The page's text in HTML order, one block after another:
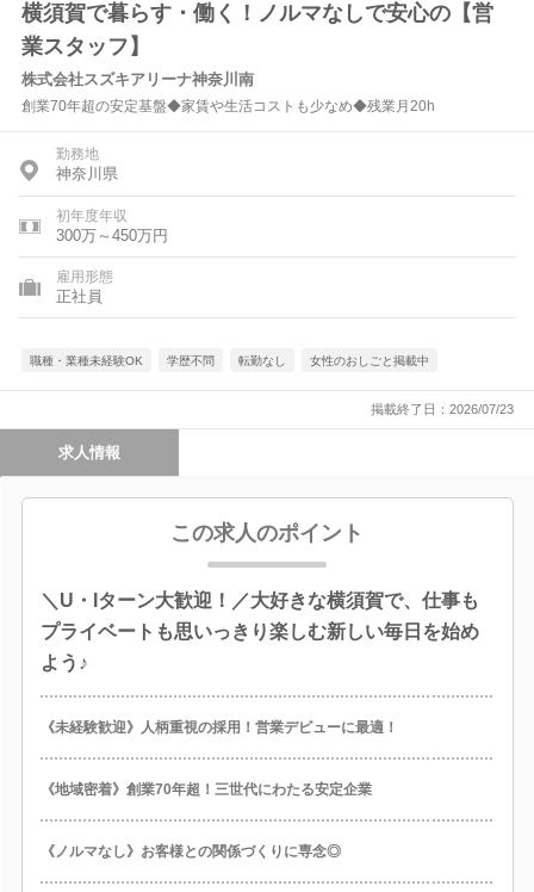
横須賀で暮らす・働く！ノルマなしで安心の【営
業スタッフ】
株式会社スズキアリーナ神奈川南
創業70年超の安定基盤◆家賃や生活コストも少なめ◆残業月20h
勤務地
神奈川県
初年度年収
300万～450万円
雇用形態
正社員
職種・業種未経験OK 学歴不問 転勤なし 女性のおしごと掲載中
掲載終了日：2026/07/23
求人情報
この求人のポイント
＼U・Iターン大歓迎！／大好きな横須賀で、仕事も
プライベートも思いっきり楽しむ新しい毎日を始め
よう♪
《未経験歓迎》人柄重視の採用！営業デビューに最適！
《地域密着》創業70年超！三世代にわたる安定企業
《ノルマなし》お客様との関係づくりに専念◎